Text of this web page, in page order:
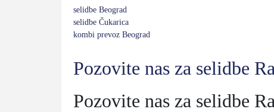
selidbe Beograd
selidbe Čukarica
kombi prevoz Beograd
Pozovite nas za selidbe
Pozovite nas za selidbe